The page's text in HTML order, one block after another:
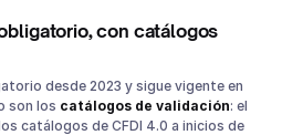
con catálogos
desde 2023 y sigue vigente en
son los catálogos de validación: el
catálogos de CFDI 4.0 a inicios de